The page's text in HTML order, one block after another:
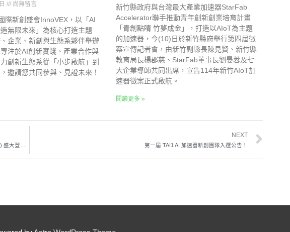
尚無留言
際新創盛會InnoVEX，以「AI
無限未來」為核心打造主題
企業、新創與生態系夥伴舉辦
注於AI創新實踐、產業合作與
創新生態系從「小步啟航」到
，邀請您共同參與、見證未來！
新竹縣政府與台灣最大產業加速器StarFab
Accelerator聯手推動青年創新創業培育計畫
「青創點睛 竹夢成金」，打造以AIoT為主題
的加速器，今(10)日於新竹縣府舉行第四屆徵
案宣傳記者會，由新竹副縣長陳見賢、新竹縣
教育局長楊郡慈、StarFab董事長劉晏蓉及七
大企業導師共同出席，宣告114年新竹AIoT加
速器徵案正式啟航。
閱讀更多 »
♒︎ 探 索 AI 未 來・創 新 成 就 非 凡 ♒︎ 第13屆雲豹育成 Demo Day，11/07 (五) 盛大登場！
NEXT
第一屆 TAI1 AI 加速器新創團隊入選公告！